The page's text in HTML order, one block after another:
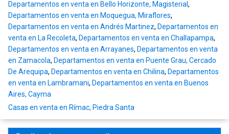
Departamentos en venta en Bello Horizonte, Magisterial,
Departamentos en venta en Moquegua, Miraflores,
Departamentos en venta en Andrés Martinez, Departamentos en
venta en La Recoleta, Departamentos en venta en Challapampa,
Departamentos en venta en Arrayanes, Departamentos en venta
en Zamacola, Departamentos en venta en Puente Grau, Cercado
De Arequipa, Departamentos en venta en Chilina, Departamentos
en venta en Lambramani, Departamentos en venta en Buenos
Aires, Cayma
Casas en venta en Rímac, Piedra Santa